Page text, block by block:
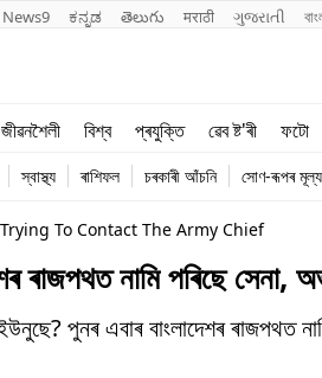
News9 ಕನ್ನಡ తెలుగు मराठी ગુજરાતી
জীৱনশৈলী বিশ্ব প্ৰযুক্তি ৱেব ষ্ট'ৰী ফটো
খেল
জীৱনশৈলী
স্বাস্থ্য ৰাশিফল চৰকাৰী আঁচনি সোণ-ৰূপৰ মূল্য
To Contact The Army Chief
ৰাজপথত নামি পৰিছে
ইউনুছে? পুনৰ এবাৰ বাংলাদেশৰ